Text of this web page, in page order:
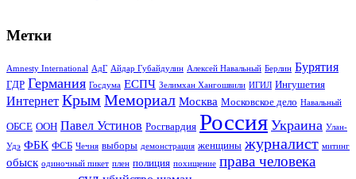
Метки
Amnesty International АдГ Айдар Губайдулин Алексей Навальный Берлин Бурятия
ГДР Германия Госдума ЕСПЧ Зелимхан Хангошвили ИГИЛ Ингушетия
Интернет Крым Мемориал Москва Московское дело Навальный
ОБСЕ ООН Павел Устинов Росгвардия Россия Украина Улан-
Удэ ФБК ФСБ Чечня выборы демонстрация женщины журналист митинг
обыск одиночный пикет плен полиция похищение права человека